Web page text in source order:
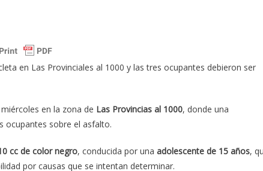
en Las Provinciales al 1000 y las tres ocupantes debieron ser
en la zona de Las Provincias al 1000, donde una
ocupantes sobre el asfalto.
cc de color negro, conducida por una adolescente de 15 años,
por causas que se intentan determinar.